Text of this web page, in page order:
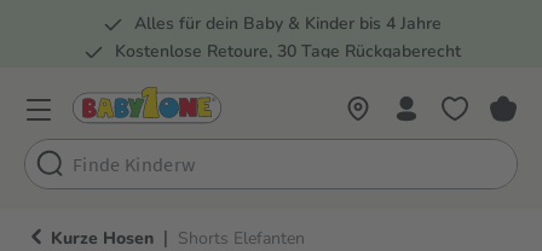
Zur Hauptnavigation springen
Alles für dein Baby & Kinder bis 4 Jahre
Kostenlose Retoure, 30 Tage Rückgaberecht
Kurze Hosen | Shorts Elefanten